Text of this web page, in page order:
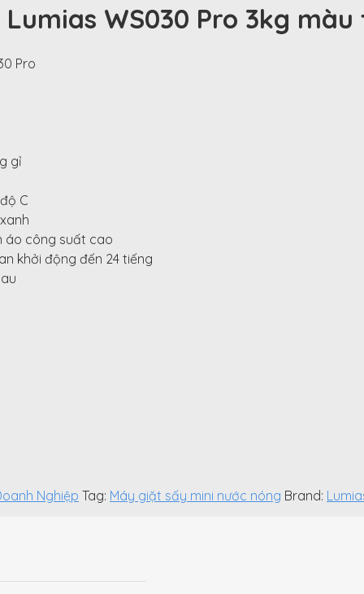
WS030 Pro 3kg
Pro
gỉ
C
áo công suất cao
khởi động đến 24 tiếng
Nghiệp Tag: Máy giặt sấy mini nước nóng Brand: